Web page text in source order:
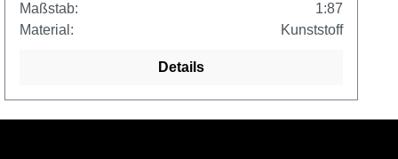
Maßstab:
1:87
Material:
Kunststoff
Details